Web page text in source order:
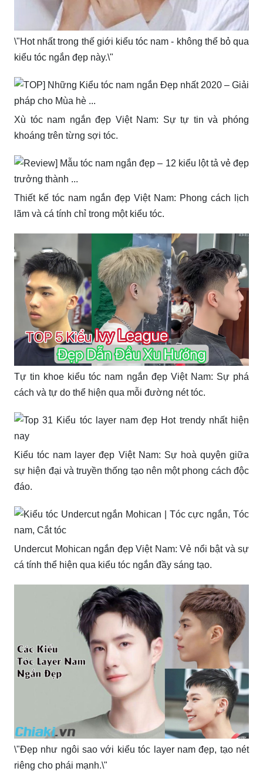
\"Hot nhất trong thế giới kiểu tóc nam - không thể bỏ qua
kiểu tóc ngắn đẹp này.\"
Xù tóc nam ngắn đẹp Việt Nam: Sự tự tin và phóng
khoáng trên từng sợi tóc.
Thiết kế tóc nam ngắn đẹp Việt Nam: Phong cách lịch
lãm và cá tính chỉ trong một kiểu tóc.
Tự tin khoe kiểu tóc nam ngắn đẹp Việt Nam: Sự phá
cách và tự do thể hiện qua mỗi đường nét tóc.
Kiểu tóc nam layer đẹp Việt Nam: Sự hoà quyện giữa
sự hiện đại và truyền thống tạo nên một phong cách độc
đáo.
Undercut Mohican ngắn đẹp Việt Nam: Vẻ nổi bật và sự
cá tính thể hiện qua kiểu tóc ngắn đầy sáng tạo.
\"Đẹp như ngôi sao với kiểu tóc layer nam đẹp, tạo nét
riêng cho phái mạnh.\"